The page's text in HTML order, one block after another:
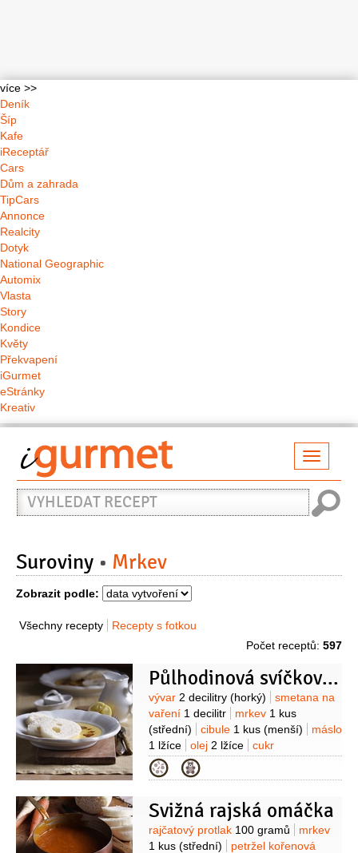
více >>
Deník
Šíp
Kafe
iReceptář
Cars
Dům a zahrada
TipCars
Annonce
Realcity
Dotyk
National Geographic
Automix
Vlasta
Story
Kondice
Květy
Překvapení
iGurmet
eStránky
Kreativ
Vyhledat
recept
Suroviny Mrkev
Zobrazit podle:
Všechny recepty
Recepty s fotkou
Počet receptů: 597
Půlhodinová svíčková omáčka
Suroviny
vývar 2 decilitry (horký)
smetana na
vaření 1 decilitr mrkev 1 kus
(střední)
cibule 1 kus (menší)
máslo
1 lžíce
olej 2 lžíce
cukr
1 lžíce
mouka pšeničná hladká
10 gramů
pepř černý1 kulička
Kategorie
Svižná rajská omáčka
Suroviny
rajčatový protlak 100 gramů
mrkev
1 kus (střední)
petržel kořenová